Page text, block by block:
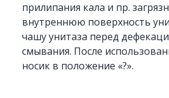
прилипания кала и пр.
внутреннюю поверхность
чашу унитаза перед
смывания. После
носик в положение «?».